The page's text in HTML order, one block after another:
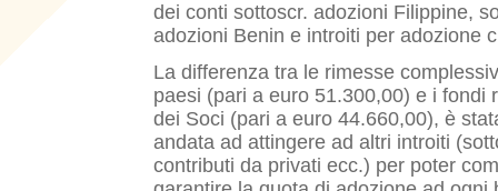
dei conti sottoscr. adozioni Filippine,
adozioni Benin e introiti per adozione
La differenza tra le rimesse
paesi (pari a euro 51.300,00) e i fondi
dei Soci (pari a euro 44.660,00), è
andata ad attingere ad altri introiti
contributi da privati ecc.) per poter